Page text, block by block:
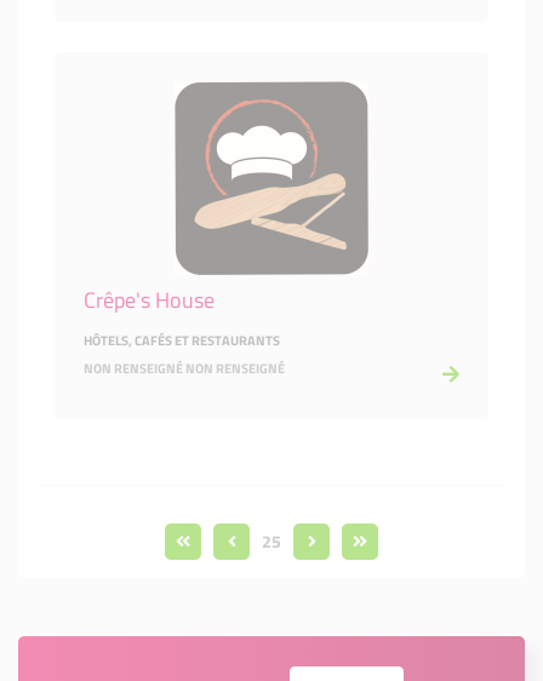
Crêpe's House
HÔTELS, CAFÉS ET RESTAURANTS
NON RENSEIGNÉ NON RENSEIGNÉ
25